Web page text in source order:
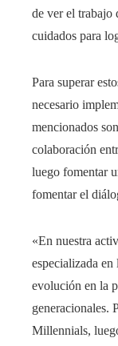
de ver el trabajo
cuidados para
Para superar
necesario
mencionados
colaboración
luego fomentar
fomentar el
«En nuestra
especializada en
evolución en la
generacionales.
Millennials,